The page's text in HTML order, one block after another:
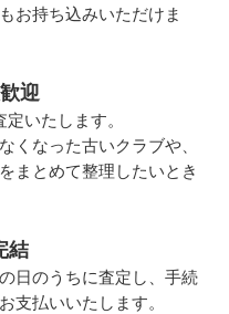
お持ち込みいただけま
迎
いたします。
くなった古いクラブや、
まとめて整理したいとき
結
日のうちに査定し、手続
支払いいたします。